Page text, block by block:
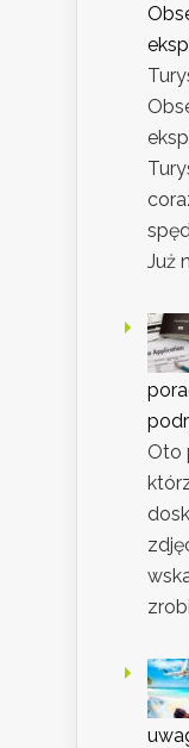
Już
Oto